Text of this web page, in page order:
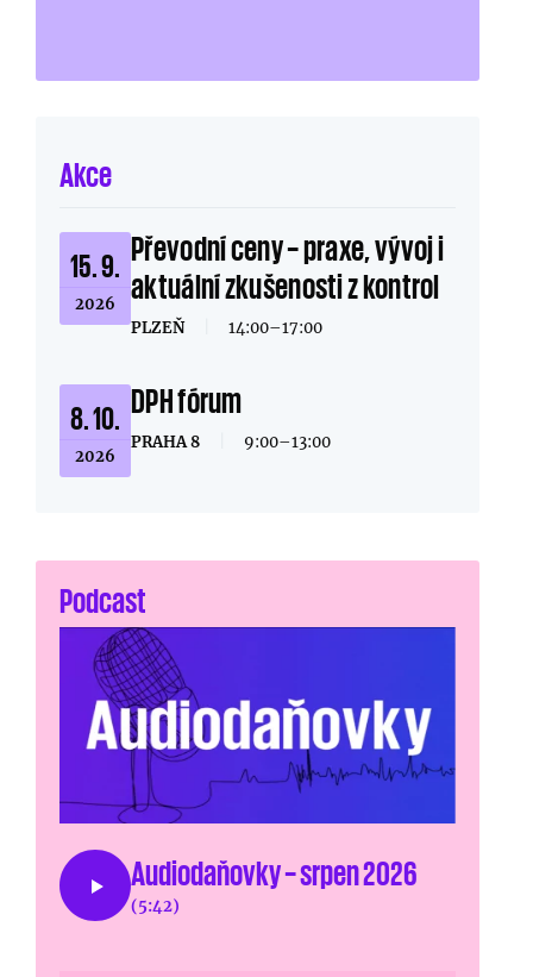
Akce
15. 9.
2026
Převodní ceny – praxe, vývoj i
aktuální zkušenosti z kontrol
PLZEŇ 14:00–17:00
8. 10.
2026
DPH fórum
PRAHA 8 9:00–13:00
Podcast
Audiodaňovky – srpen 2026
(5:42)